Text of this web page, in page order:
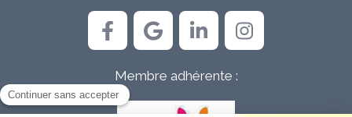
Membre adhérente :